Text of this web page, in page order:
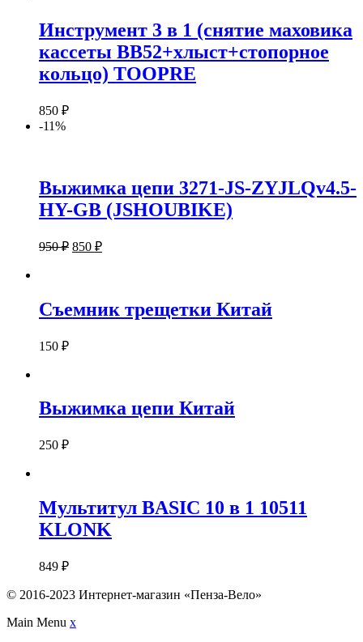
Инструмент 3 в 1 (снятие маховика
кассеты BB52+хлыст+стопорное
кольцо) TOOPRE
850 ₽
-11%
Выжимка цепи 3271-JS-ZYJLQv4.5-
HY-GB (JSHOUBIKE)
950₽ 850 ₽
Съемник трещетки Китай
150 ₽
Выжимка цепи Китай
250 ₽
Мультитул BASIC 10 в 1 10511
KLONK
849 ₽
© 2016-2023 Интернет-магазин «Пенза-Вело»
Main Menu x